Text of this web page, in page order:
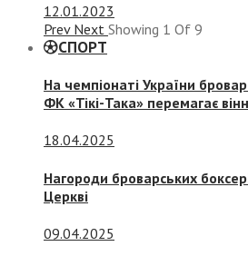
12.01.2023
Prev Next Showing 1 Of 9
СПОРТ
На чемпіонаті України
ФК «Тікі-Така» перемагає
18.04.2025
Нагороди броварських
Церкві
09.04.2025